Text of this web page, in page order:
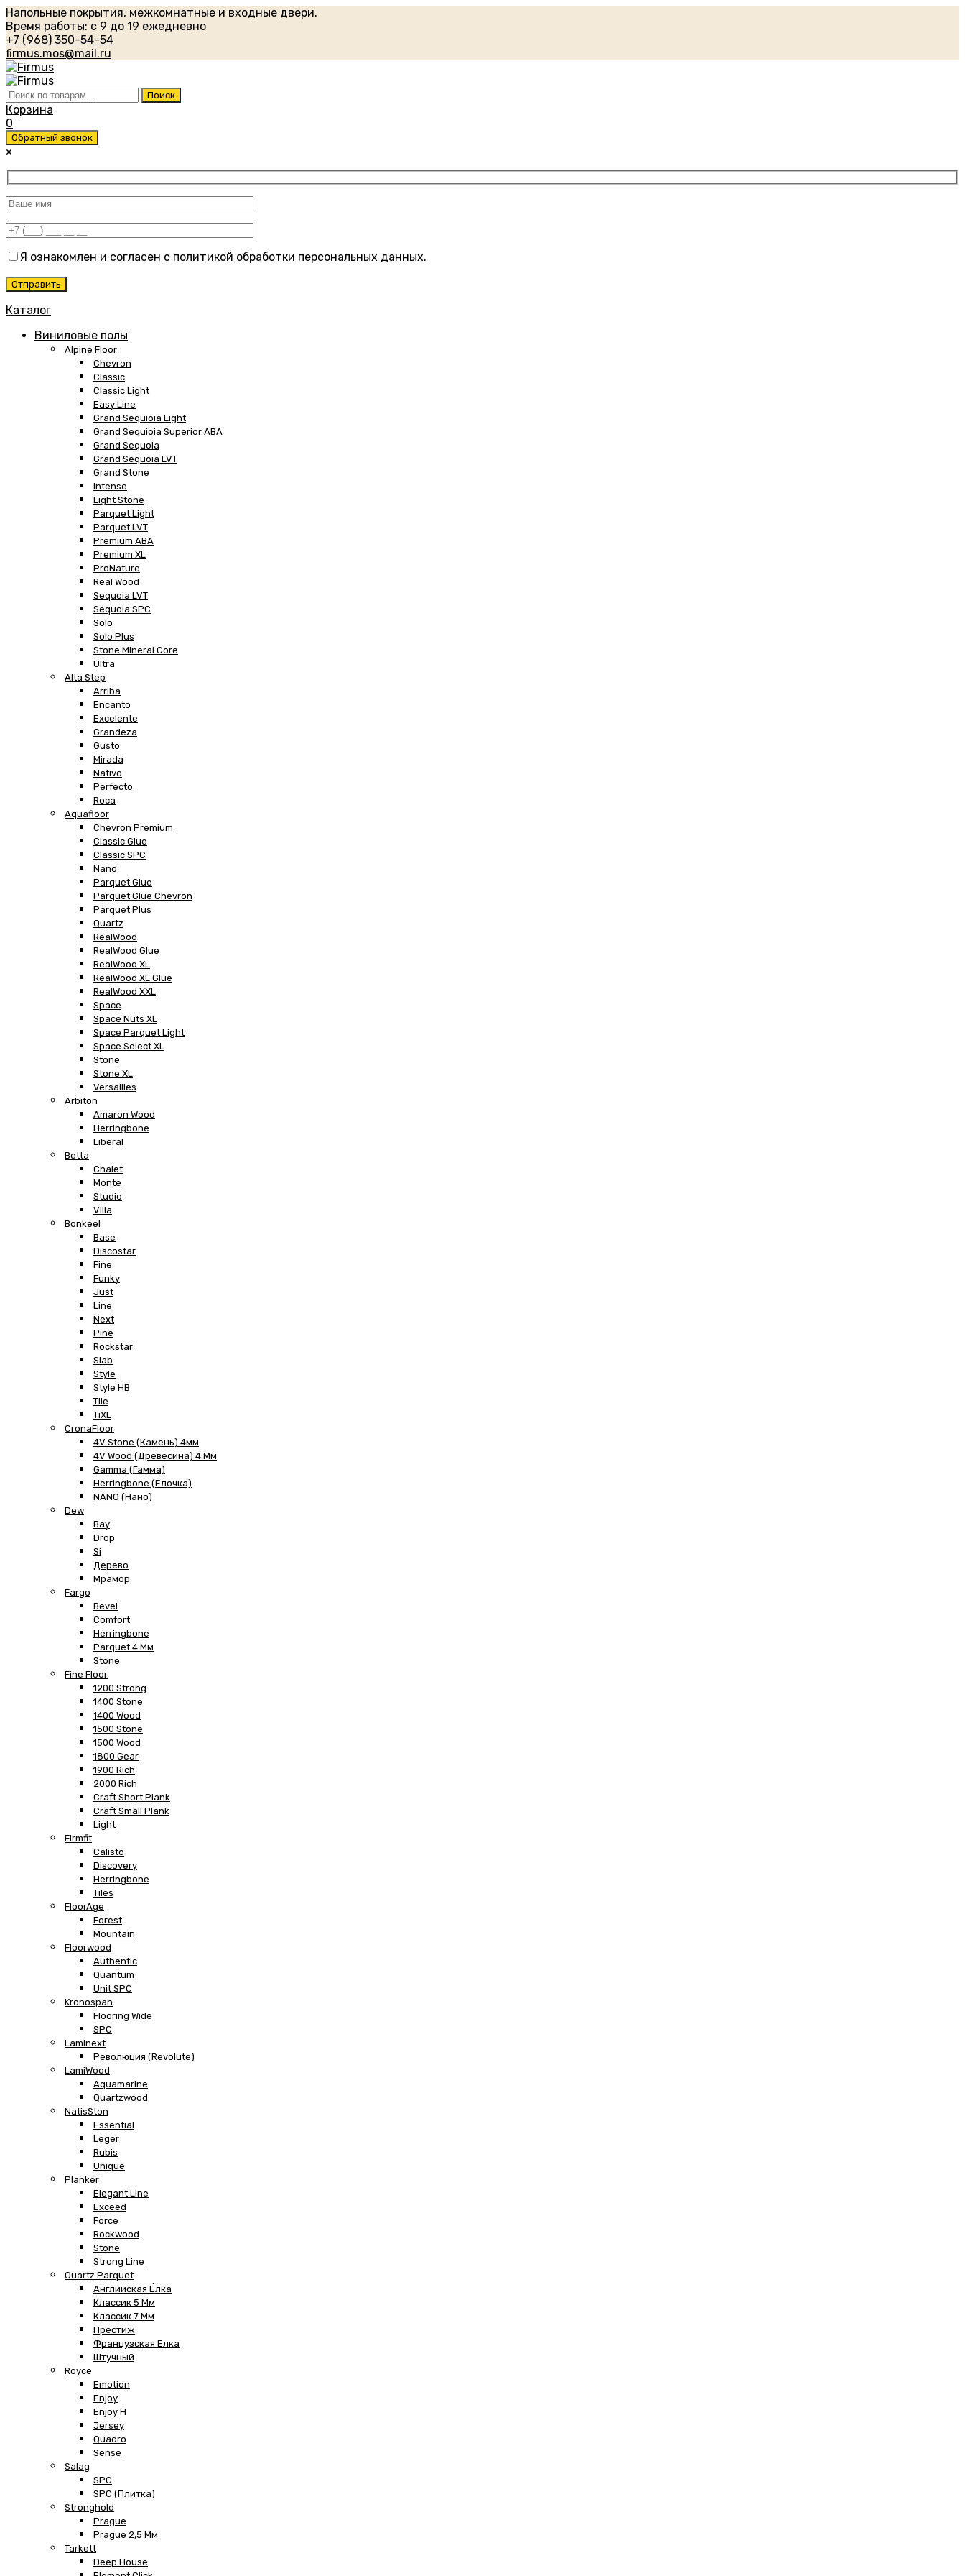
Напольные покрытия, межкомнатные и входные двери.
Время работы: с 9 до 19 ежедневно
+7 (968) 350-54-54
firmus.mos@mail.ru
Искать: Поиск
Корзина
0
Обратный звонок
×
Я ознакомлен и согласен с политикой обработки персональных данных.
Каталог
Виниловые полы
Alpine Floor
Chevron
Classic
Classic Light
Easy Line
Grand Sequioia Light
Grand Sequioia Superior ABA
Grand Sequoia
Grand Sequoia LVT
Grand Stone
Intense
Light Stone
Parquet Light
Parquet LVT
Premium ABA
Premium XL
ProNature
Real Wood
Sequoia LVT
Sequoia SPC
Solo
Solo Plus
Stone Mineral Core
Ultra
Alta Step
Arriba
Encanto
Excelente
Grandeza
Gusto
Mirada
Nativo
Perfecto
Roca
Aquafloor
Chevron Premium
Classic Glue
Classic SPC
Nano
Parquet Glue
Parquet Glue Chevron
Parquet Plus
Quartz
RealWood
RealWood Glue
RealWood XL
RealWood XL Glue
RealWood XXL
Space
Space Nuts XL
Space Parquet Light
Space Select XL
Stone
Stone XL
Versailles
Arbiton
Amaron Wood
Herringbone
Liberal
Betta
Chalet
Monte
Studio
Villa
Bonkeel
Base
Discostar
Fine
Funky
Just
Line
Next
Pine
Rockstar
Slab
Style
Style HB
Tile
TiXL
CronaFloor
4V Stone (Камень) 4мм
4V Wood (Древесина) 4 Мм
Gamma (Гамма)
Herringbone (Елочка)
NANO (Нано)
Dew
Bay
Drop
Si
Дерево
Мрамор
Fargo
Bevel
Comfort
Herringbone
Parquet 4 Мм
Stone
Fine Floor
1200 Strong
1400 Stone
1400 Wood
1500 Stone
1500 Wood
1800 Gear
1900 Rich
2000 Rich
Craft Short Plank
Craft Small Plank
Light
Firmfit
Calisto
Discovery
Herringbone
Tiles
FloorAge
Forest
Mountain
Floorwood
Authentic
Quantum
Unit SPC
Kronospan
Flooring Wide
SPC
Laminext
Революция (Revolute)
LamiWood
Aquamarine
Quartzwood
NatisSton
Essential
Leger
Rubis
Unique
Planker
Elegant Line
Exceed
Force
Rockwood
Stone
Strong Line
Quartz Parquet
Английская Ёлка
Классик 5 Мм
Классик 7 Мм
Престиж
Французская Елка
Штучный
Royce
Emotion
Enjoy
Enjoy H
Jersey
Quadro
Sense
Salag
SPC
SPC (плитка)
Stronghold
Prague
Prague 2,5 Мм
Tarkett
Deep House